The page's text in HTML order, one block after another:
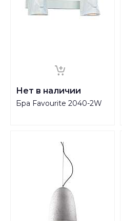
Нет в наличии
Бра Favourite 2040-2W